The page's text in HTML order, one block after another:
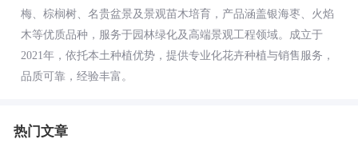
梅、棕榈树、名贵盆景及景观苗木培育，产品涵盖银海枣、火焰
木等优质品种，服务于园林绿化及高端景观工程领域。成立于
2021年，依托本土种植优势，提供专业化花卉种植与销售服务，
品质可靠，经验丰富。
热门文章